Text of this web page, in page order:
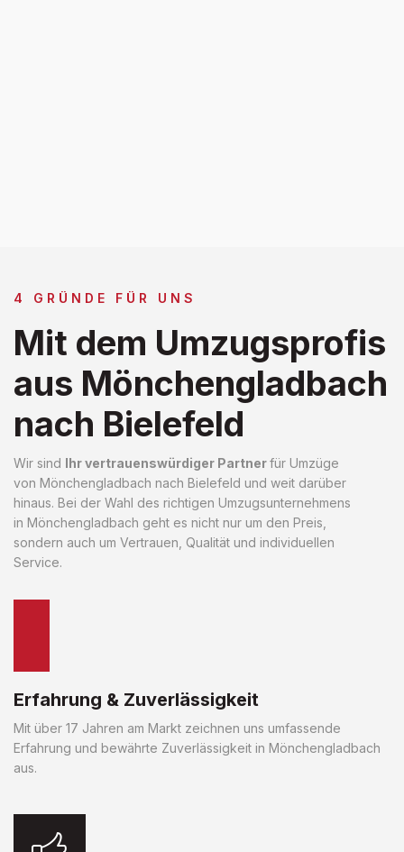
4 GRÜNDE FÜR UNS
Mit dem Umzugsprofis
aus Mönchengladbach
nach Bielefeld
Wir sind Ihr vertrauenswürdiger Partnerfür Umzüge
von Mönchengladbach nach Bielefeld und weit darüber
hinaus. Bei der Wahl des richtigen Umzugsunternehmens
in Mönchengladbach geht es nicht nur um den Preis,
sondern auch um Vertrauen, Qualität und individuellen
Service.
Erfahrung & Zuverlässigkeit
Mit über 17 Jahren am Markt zeichnen uns umfassende
Erfahrung und bewährte Zuverlässigkeit in Mönchengladbach
aus.